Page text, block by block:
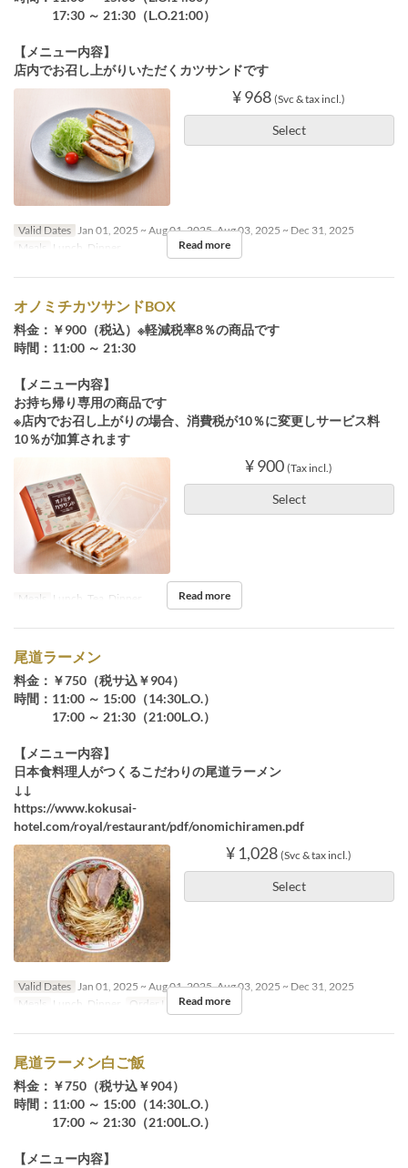
17:30 ～ 21:30（L.O.21:00）
【メニュー内容】
店内でお召し上がりいただくカツサンドです
¥ 968 (Svc & tax incl.)
Select
Valid Dates
Jan 01, 2025 ~ Aug 01, 2025, Aug 03, 2025 ~ Dec 31, 2025
Meals
Lunch, Dinner Read more
オノミチカツサンドBOX
料金：￥900（税込）※軽減税率8％の商品です
時間：11:00 ～ 21:30
【メニュー内容】
お持ち帰り専用の商品です
※店内でお召し上がりの場合、消費税が10％に変更しサービス料
10％が加算されます
¥ 900 (Tax incl.)
Select
Meals Lunch, Tea, Dinner Read more
尾道ラーメン
料金：￥750（税サ込￥904）
時間：11:00 ～ 15:00（14:30L.O.）
17:00 ～ 21:30（21:00L.O.）
【メニュー内容】
日本食料理人がつくるこだわりの尾道ラーメン
↓↓
https://www.kokusai-
hotel.com/royal/restaurant/pdf/onomichiramen.pdf
¥ 1,028 (Svc & tax incl.)
Select
Valid Dates Jan 01, 2025 ~ Aug 01, 2025, Aug 03, 2025 ~ Dec 31, 2025
Meals
Lunch, Dinner Order Limit ~ 4
Read more
尾道ラーメン白ご飯
料金：￥750（税サ込￥904）
時間：11:00 ～ 15:00（14:30L.O.）
17:00 ～ 21:30（21:00L.O.）
【メニュー内容】